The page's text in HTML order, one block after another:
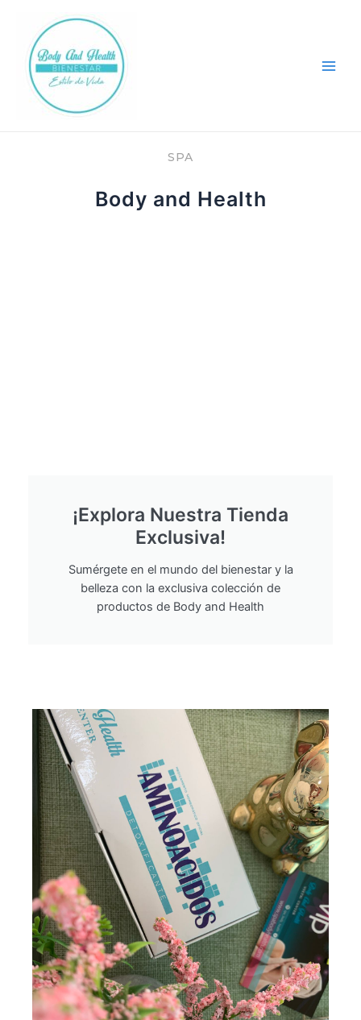
contenido
SPA
Body and Health
¡Explora Nuestra Tienda
Exclusiva!
Sumérgete en el mundo del bienestar y la
belleza con la exclusiva colección de
productos de Body and Health